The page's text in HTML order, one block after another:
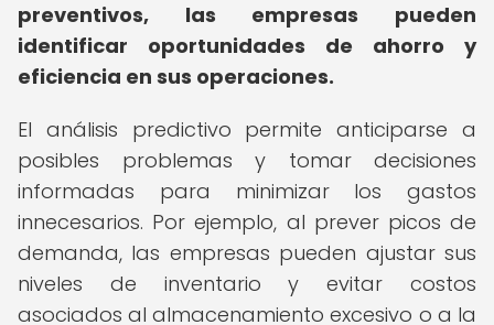
preventivos, las empresas pueden
identificar oportunidades de ahorro y
eficiencia en sus operaciones.
El análisis predictivo permite anticiparse a
posibles problemas y tomar decisiones
informadas para minimizar los gastos
innecesarios. Por ejemplo, al prever picos de
demanda, las empresas pueden ajustar sus
niveles de inventario y evitar costos
asociados al almacenamiento excesivo o a la